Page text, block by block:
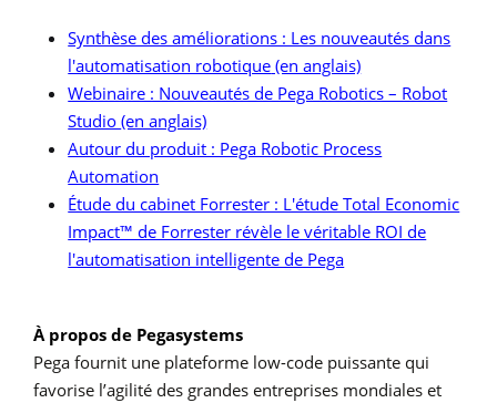
Synthèse des améliorations : Les nouveautés dans
l'automatisation robotique (en anglais)
Webinaire : Nouveautés de Pega Robotics – Robot
Studio(en anglais)
Autour du produit : Pega Robotic Process
Automation
Étude du cabinet Forrester : L'étude Total Economic
Impact™ de Forrester révèle le véritable ROI de
l'automatisation intelligente de Pega
À propos de Pegasystems
Pega fournit une plateforme low-code puissante qui
favorise l’agilité des grandes entreprises mondiales et